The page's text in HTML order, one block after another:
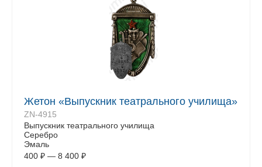
Жетон «Выпускник театрального училища»
ZN-4915
Выпускник театрального училища
Серебро
Эмаль
400 ₽ — 8 400 ₽